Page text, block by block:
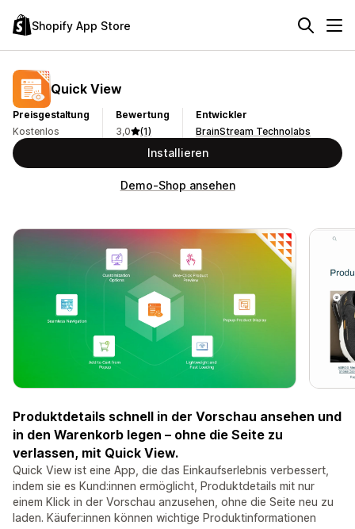
Shopify App Store
Quick View
Preisgestaltung
Kostenlos
Bewertung
3,0
(1)
Entwickler
BrainStream Technolabs
Installieren
Demo-Shop ansehen
Produktdetails schnell in der Vorschau ansehen und
in den Warenkorb legen – ohne die Seite zu
verlassen, mit Quick View.
Quick View ist eine App, die das Einkaufserlebnis verbessert,
indem sie es Kund:innen ermöglicht, Produktdetails mit nur
einem Klick in der Vorschau anzusehen, ohne die Seite neu zu
laden. Käufer:innen können wichtige Produktinformationen